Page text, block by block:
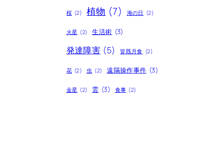
桜 (2) 植物 (7) 海の日 (2)
火星 (2) 生活術 (3)
発達障害 (5) 皆既月食 (2)
花 (2) 虫 (2) 遠隔操作事件 (3)
金星 (2) 雲 (3) 食事 (2)